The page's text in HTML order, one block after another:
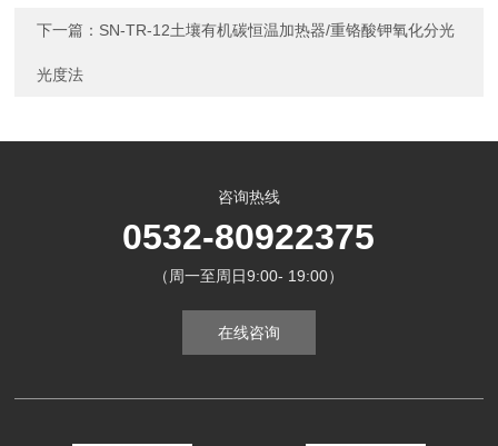
下一篇： SN-TR-12土壤有机碳恒温加热器/重铬酸钾氧化分光
光度法
咨询热线
0532-80922375
（周一至周日9:00- 19:00）
在线咨询